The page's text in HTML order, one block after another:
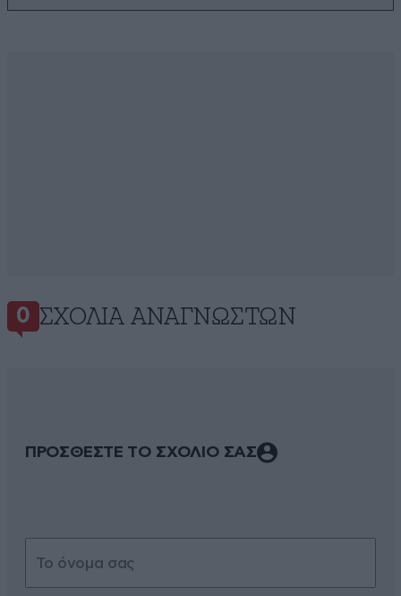
0 ΣΧΌΛΙΑ ΑΝΑΓΝΩΣΤΏΝ
ΠΡΟΣΘΕΣΤΕ ΤΟ ΣΧΟΛΙΟ ΣΑΣ